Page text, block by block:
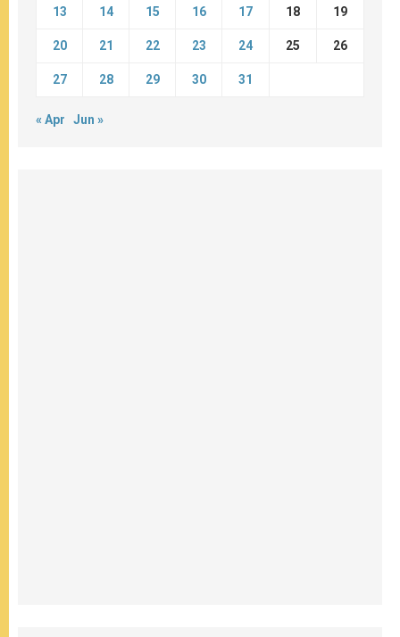
13 14 15 16 17 18 19
20 21 22 23 24 25 26
27 28 29 30 31
« Apr Jun »